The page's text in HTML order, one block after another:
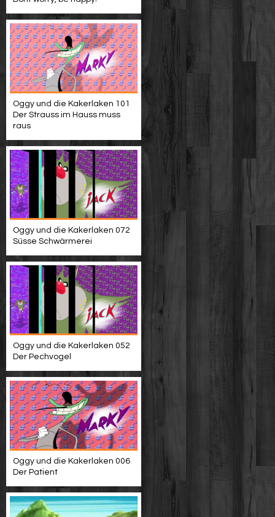
Oggy und die Kakerlaken 101
Der Strauss im Hauss muss
raus
Oggy und die Kakerlaken 072
Süsse Schwärmerei
Oggy und die Kakerlaken 052
Der Pechvogel
Oggy und die Kakerlaken 006
Der Patient